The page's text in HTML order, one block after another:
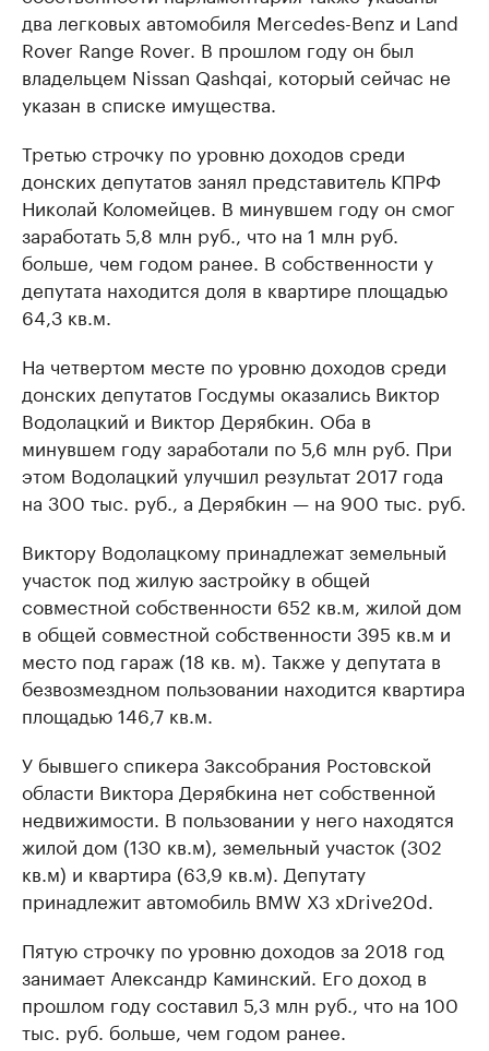
два легковых автомобиля Mercedes-Benz и Land
Rover Range Rover. В прошлом году он был
владельцем Nissan Qashqai, который сейчас не
указан в списке имущества.
Третью строчку по уровню доходов среди
донских депутатов занял представитель КПРФ
Николай Коломейцев. В минувшем году он смог
заработать 5,8 млн руб., что на 1 млн руб.
больше, чем годом ранее. В собственности у
депутата находится доля в квартире площадью
64,3 кв.м.
На четвертом месте по уровню доходов среди
донских депутатов Госдумы оказались Виктор
Водолацкий и Виктор Дерябкин. Оба в
минувшем году заработали по 5,6 млн руб. При
этом Водолацкий улучшил результат 2017 года
на 300 тыс. руб., а Дерябкин — на 900 тыс. руб.
Виктору Водолацкому принадлежат земельный
участок под жилую застройку в общей
совместной собственности 652 кв.м, жилой дом
в общей совместной собственности 395 кв.м и
место под гараж (18 кв. м). Также у депутата в
безвозмездном пользовании находится квартира
площадью 146,7 кв.м.
У бывшего спикера Заксобрания Ростовской
области Виктора Дерябкина нет собственной
недвижимости. В пользовании у него находятся
жилой дом (130 кв.м), земельный участок (302
кв.м) и квартира (63,9 кв.м). Депутату
принадлежит автомобиль BMW X3 xDrive20d.
Пятую строчку по уровню доходов за 2018 год
занимает Александр Каминский. Его доход в
прошлом году составил 5,3 млн руб., что на 100
тыс. руб. больше, чем годом ранее.